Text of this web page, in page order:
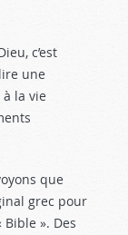
c’est
une
la vie
que
grec pour
». Des